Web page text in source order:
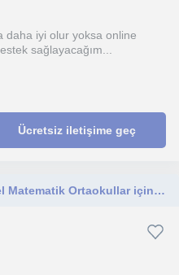
daha iyi olur yoksa online
sağlayacağım...
Ücretsiz iletişime geç
Uygun fiyatlı Liseliler için Temel Matematik Ortaokullar için Matematik dersi veriyorum